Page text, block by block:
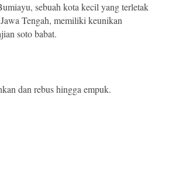
sebuah kota kecil yang terletak
Tengah, memiliki keunikan
soto babat.
dan rebus hingga empuk.